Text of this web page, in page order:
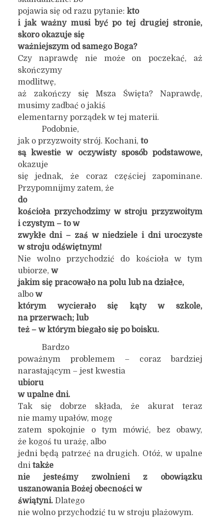
pojawia się od razu pytanie: kto
i jak ważny musi być po tej drugiej stronie,
skoro okazuje się
ważniejszym od samego Boga?
Czy naprawdę nie może on poczekać, aż
skończymy
modlitwę,
aż zakończy się Msza Święta? Naprawdę,
musimy zadbać o jakiś
elementarny porządek w tej materii.
Podobnie,
jak o przyzwoity strój. Kochani, to
są kwestie w oczywisty sposób podstawowe,
okazuje
się jednak, że coraz częściej zapominane.
Przypomnijmy zatem, że
do
kościoła przychodzimy w stroju przyzwoitym
i czystym – to w
zwykłe dni – zaś w niedziele i dni uroczyste
w stroju odświętnym!
Nie wolno przychodzić do kościoła w tym
ubiorze, w
jakim się pracowało na polu lub na działce,
albo w
którym wycierało się kąty w szkole,
na przerwach; lub
też – w którym biegało się po boisku.
Bardzo
poważnym problemem – coraz bardziej
narastającym – jest kwestia
ubioru
w upalne dni.
Tak się dobrze składa, że akurat teraz
nie mamy upałów, mogę
zatem spokojnie o tym mówić, bez obawy,
że kogoś tu urażę, albo
jedni będą patrzeć na drugich. Otóż, w upalne
dni także
nie jesteśmy zwolnieni z obowiązku
uszanowania Bożej obecności w
świątyni. Dlatego
nie wolno przychodzić tu w stroju plażowym.